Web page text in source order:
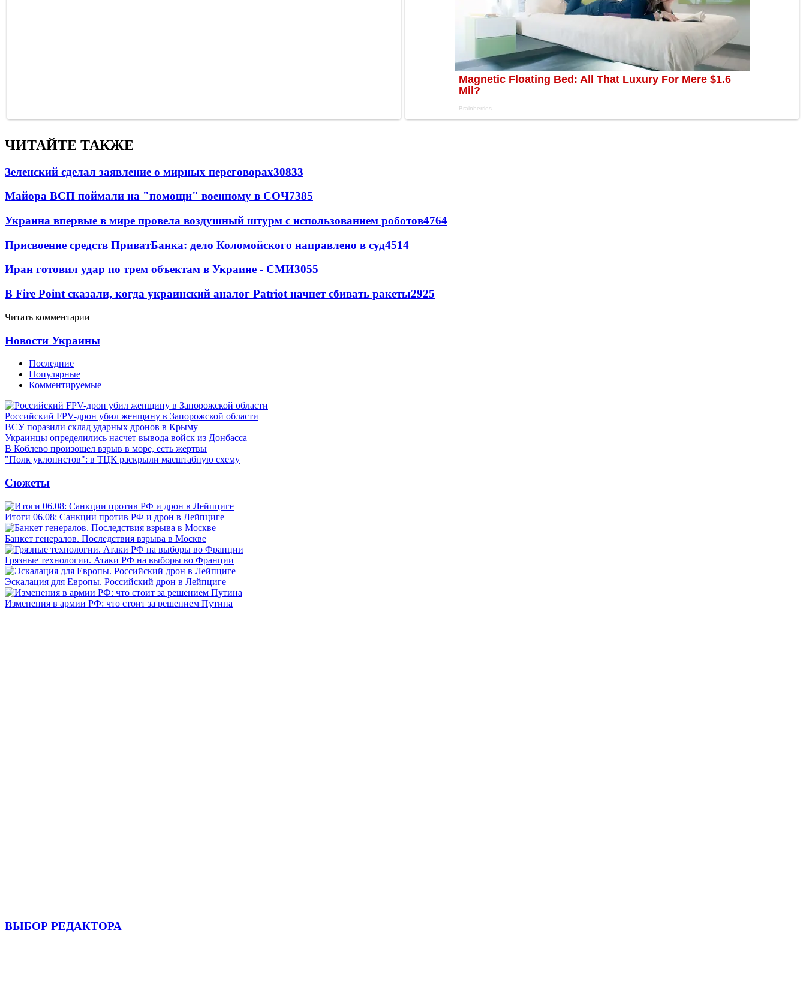
ЧИТАЙТЕ ТАКЖЕ
Зеленский сделал заявление о мирных переговорах30833
Майора ВСП поймали на "помощи" военному в СОЧ7385
Украина впервые в мире провела воздушный штурм с использованием роботов4764
Присвоение средств ПриватБанка: дело Коломойского направлено в суд4514
Иран готовил удар по трем объектам в Украине - СМИ3055
В Fire Point сказали, когда украинский аналог Patriot начнет сбивать ракеты2925
Читать комментарии
Новости Украины
Последние
Популярные
Комментируемые
Российский FPV-дрон убил женщину в Запорожской области
ВСУ поразили склад ударных дронов в Крыму
Украинцы определились насчет вывода войск из Донбасса
В Коблево произошел взрыв в море, есть жертвы
"Полк уклонистов": в ТЦК раскрыли масштабную схему
Сюжеты
Итоги 06.08: Санкции против РФ и дрон в Лейпциге
Банкет генералов. Последствия взрыва в Москве
Грязные технологии. Атаки РФ на выборы во Франции
Эскалация для Европы. Российский дрон в Лейпциге
Изменения в армии РФ: что стоит за решением Путина
ВЫБОР РЕДАКТОРА